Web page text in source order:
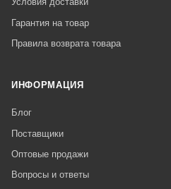
Гарантия на товар
Правила возврата товара
ИНФОРМАЦИЯ
Блог
Поставщики
Оптовые продажи
Вопросы и ответы